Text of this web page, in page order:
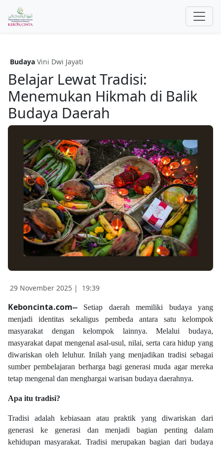
Budaya Vini Dwi Jayati
Belajar Lewat Tradisi:
Menemukan Hikmah di Balik
Budaya Daerah
29 November 2025 | 19:39
Keboncinta.com--
Setiap daerah memiliki budaya yang
menjadi identitas sekaligus pembeda antara satu kelompok
masyarakat dengan kelompok lainnya. Melalui budaya,
masyarakat dapat mengenal asal-usul, nilai, serta cara hidup yang
diwariskan oleh leluhur. Inilah yang menjadikan tradisi sebagai
sumber pembelajaran berharga bagi generasi muda agar mereka
tetap mengenal dan menghargai warisan budaya daerahnya.
Apa itu tradisi?
Tradisi adalah kebiasaan atau praktik yang diwariskan dari
generasi ke generasi dan menjadi bagian penting dalam
kehidupan masyarakat. Tradisi merupakan bagian dari budaya